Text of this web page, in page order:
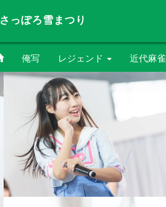
さっぽろ雪まつり
俺写 レジェンド
佐々木優香
岸本悠花
本田みく
北出彩
藤本やよい
近代麻